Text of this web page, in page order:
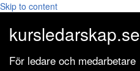
Skip to content
kursledarskap.se
För ledare och medarbetare